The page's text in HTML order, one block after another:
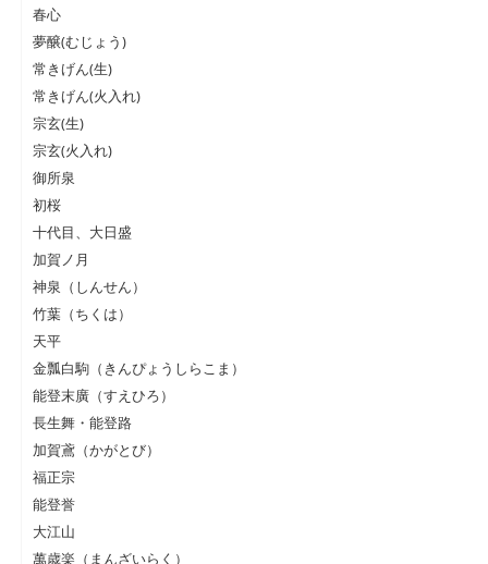
春心
夢醸(むじょう)
常きげん(生)
常きげん(火入れ)
宗玄(生)
宗玄(火入れ)
御所泉
初桜
十代目、大日盛
加賀ノ月
神泉（しんせん）
竹葉（ちくは）
天平
金瓢白駒（きんぴょうしらこま）
能登末廣（すえひろ）
長生舞・能登路
加賀鳶（かがとび）
福正宗
能登誉
大江山
萬歳楽（まんざいらく）